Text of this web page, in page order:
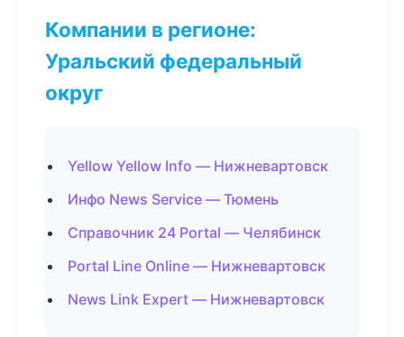
Компании в регионе:
Уральский федеральный
округ
Yellow Yellow Info — Нижневартовск
Инфо News Service — Тюмень
Справочник 24 Portal — Челябинск
Portal Line Online — Нижневартовск
News Link Expert — Нижневартовск